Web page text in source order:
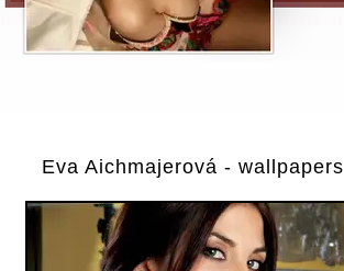
Eva Aichmajerová - wallpapers